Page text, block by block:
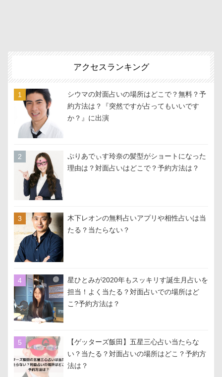
アクセスランキング
シウマの対面占いの場所はどこで？無料？予
約方法は？『突然ですが占ってもいいです
か？』に出演
ぷりあでぃす玲奈の髪型がショートになった
理由は？対面占いはどこで？予約方法は？
木下レオンの無料占いアプリや相性占いは当
たる？当たらない？
星ひとみが2020年もスッキリす誕生月占いを
担当！よく当たる？対面占いでの場所はど
こ?予約方法は？
【ゲッターズ飯田】五星三心占い当たらな
い？当たる？対面占いの場所はどこ？予約方
法は？